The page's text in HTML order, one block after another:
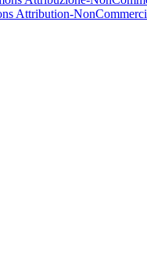
Attribution-